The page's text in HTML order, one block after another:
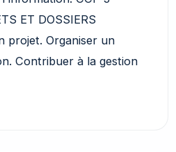
ET DOSSIERS
projet. Organiser un
Contribuer à la gestion